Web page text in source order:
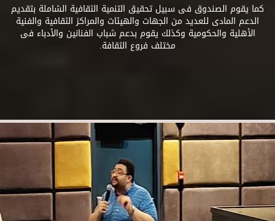
كما يقوم الصندوق فى سبيل تحقيق التنمية الثقافية الشاملة بتقديم
الدعم المادى للعديد من الجهات والهيئات والمراكز الثقافية والفنية
الأهلية والحكومية وكذلك يقوم بدعم شباب الفنانين والأدباء فى
مختلف فروع الثقافة.